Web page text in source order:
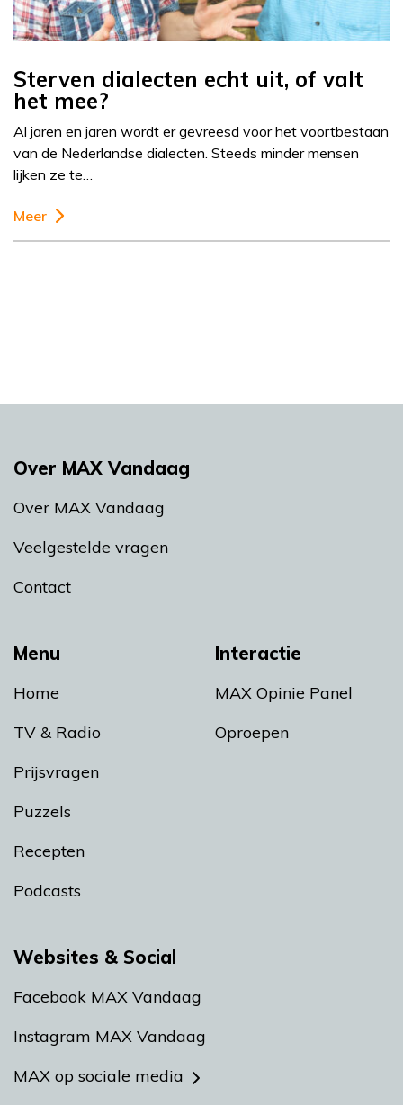
Sterven dialecten echt uit, of valt
het mee?
Al jaren en jaren wordt er gevreesd voor het voortbestaan
van de Nederlandse dialecten. Steeds minder mensen
lijken ze te…
Meer
Menu
Home
TV & Radio
Prijsvragen
Puzzels
Recepten
Podcasts
Interactie
MAX Opinie Panel
Oproepen
Over MAX Vandaag
Over MAX Vandaag
Veelgestelde vragen
Contact
Websites & Social
Facebook MAX Vandaag
Instagram MAX Vandaag
MAX op sociale media